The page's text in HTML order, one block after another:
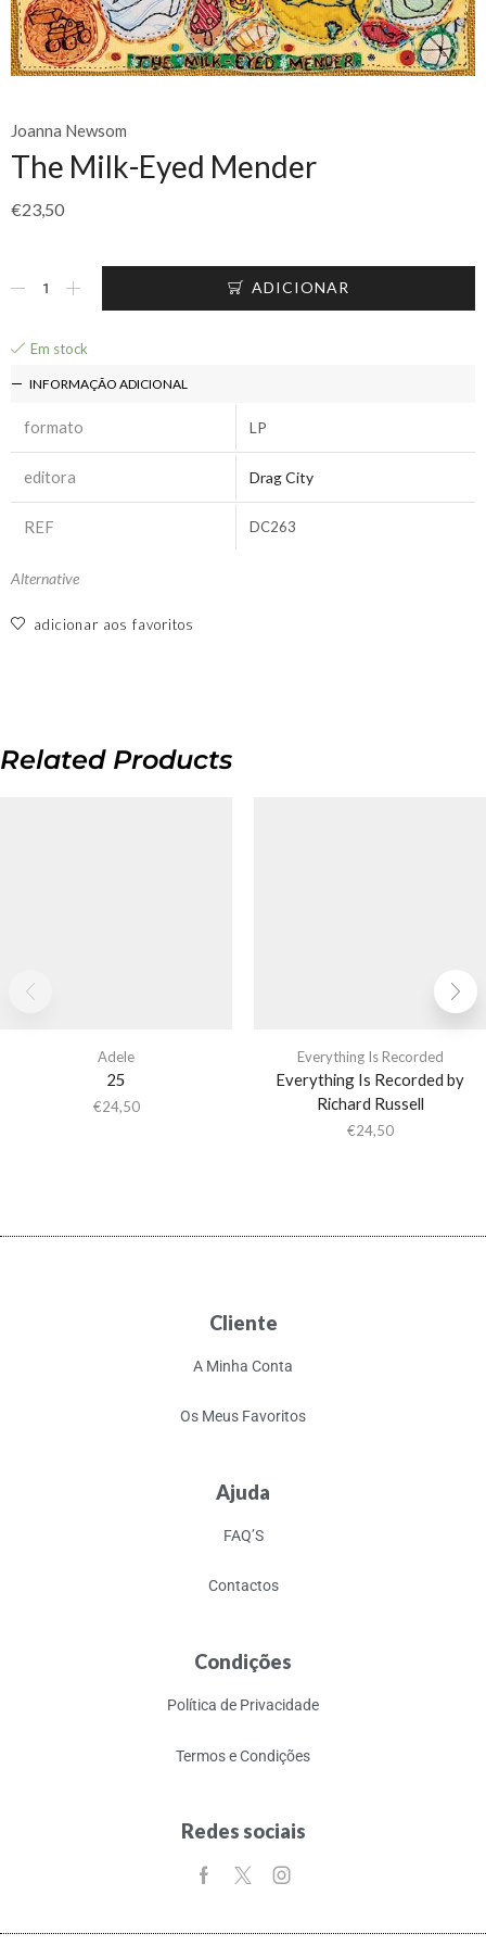
Joanna Newsom
The Milk-Eyed Mender
€23,50
ADICIONAR
Em stock
INFORMAÇÃO ADICIONAL
formato LP
editora Drag City
REF DC263
Alternative
adicionar aos favoritos
Related Products
Adele
25
€24,50
Everything Is Recorded
Everything Is Recorded by
Richard Russell
€24,50
Cliente
A Minha Conta
Os Meus Favoritos
Ajuda
FAQ’S
Contactos
Condições
Política de Privacidade
Termos e Condições
Redes sociais